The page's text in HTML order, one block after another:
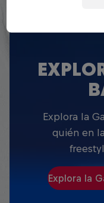
Explora la
quién en
Explora la